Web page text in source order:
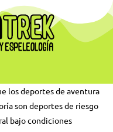
los deportes de aventura
son deportes de riesgo
bajo condiciones